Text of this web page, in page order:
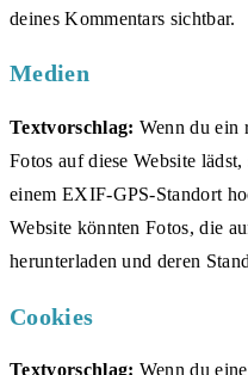
deines Kommentars sichtbar.
Medien
Textvorschlag: Wenn du ein
Fotos auf diese Website
einem EXIF-GPS-Standort
Website könnten Fotos, die
herunterladen und deren
Cookies
Textvorschlag: Wenn du